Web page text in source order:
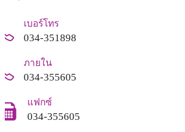
เบอร์โทร
034-351898
ภายใน
034-355605
แฟกซ์
034-355605